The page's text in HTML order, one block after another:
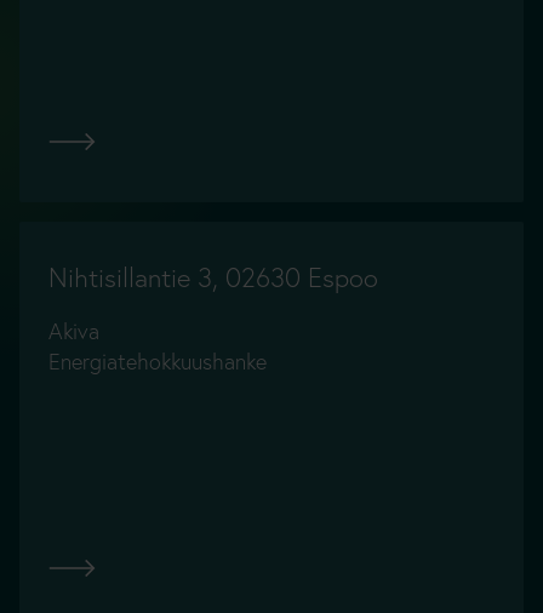
Nihtisillantie 3, 02630 Espoo
Akiva
Energiatehokkuushanke